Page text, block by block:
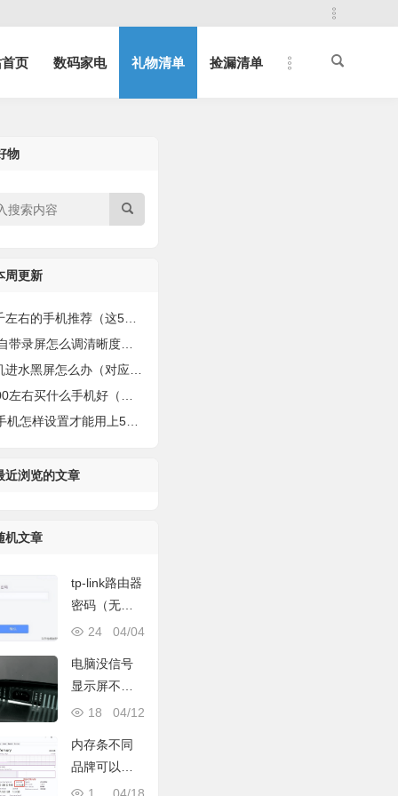
首页 数码家电 礼物清单 捡漏清单
物
周更新
的手机推荐（这5款“8+256G”的性能强的手机）
屏怎么调清晰度（手把手教你录制有声视频！）
水黑屏怎么办（对应4种解决方法）
买什么手机好（值得购买的手机盘点）
样设置才能用上5g（正确开启5G的高速网络）
近浏览的文章
机文章
tp-link路由器
密码（无线W
iFi密码设置
04/04
24
电脑没信号
显示屏不亮
（这几招让
决）
04/12
18
内存条不同
品牌可以混
用吗（加装